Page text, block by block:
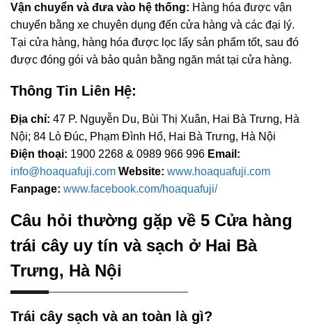
Vận chuyển và đưa vào hệ thống: Hàng hóa được vận
chuyển bằng xe chuyên dụng đến cửa hàng và các đại lý.
Tại cửa hàng, hàng hóa được lọc lấy sản phẩm tốt, sau đó
được đóng gói và bảo quản bằng ngăn mát tại cửa hàng.
Thông Tin Liên Hệ:
Địa chỉ: 47 P. Nguyễn Du, Bùi Thị Xuân, Hai Bà Trưng, Hà
Nội; 84 Lò Đúc, Phạm Đình Hổ, Hai Bà Trưng, Hà Nội
Điện thoại: 1900 2268 & 0989 966 996 Email:
info@hoaquafuji.com Website: www.hoaquafuji.com
Fanpage: www.facebook.com/hoaquafuji/
Câu hỏi thường gặp về 5 Cửa hàng
trái cây uy tín và sạch ở Hai Bà
Trưng, Hà Nội
Trái cây sạch và an toàn là gì?